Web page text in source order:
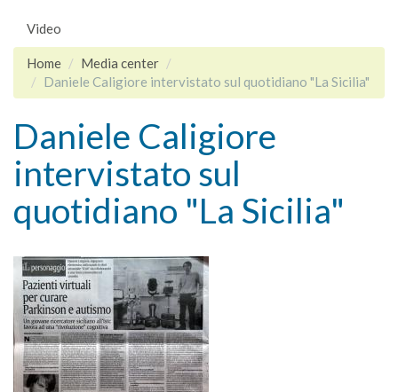
Video
Home
Media center
Daniele Caligiore intervistato sul quotidiano "La Sicilia"
Daniele Caligiore
intervistato sul
quotidiano "La Sicilia"